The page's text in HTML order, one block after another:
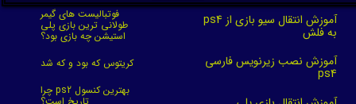
آموزش انتقال سیو بازی از ps4
به فلش
آموزش نصب زیرنویس فارسی
ps4
فوتبالیست های گیمر
طولانی ترین بازی پلی
استیشن چه بازی بود؟
کریتوس که بود و که شد
چرا ps2 بهترین کنسول
تاریخ است؟